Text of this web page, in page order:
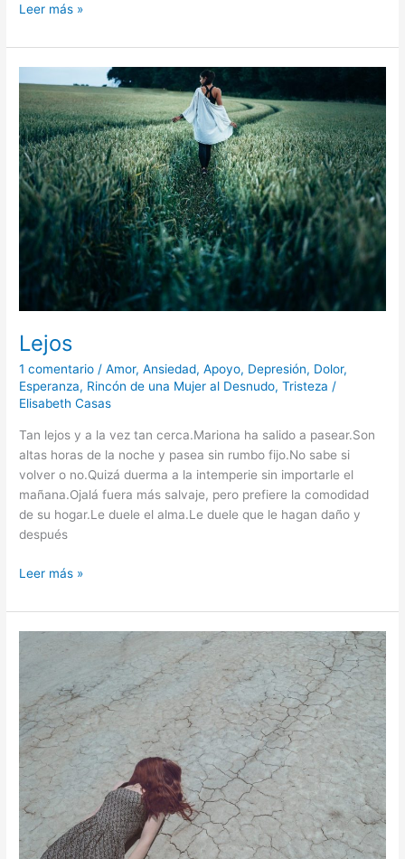
Leer más »
Lejos
1 comentario /Amor,Ansiedad,Apoyo, Depresión, Dolor,
Esperanza, Rincón de una Mujer al Desnudo,Tristeza /
Elisabeth Casas
Tan lejos y a la vez tan cerca.Mariona ha salido a pasear.Son
altas horas de la noche y pasea sin rumbo fijo.No sabe si
volver o no.Quizá duerma a la intemperie sin importarle el
mañana.Ojalá fuera más salvaje, pero prefiere la comodidad
de su hogar.Le duele el alma.Le duele que le hagan daño y
después
Leer más »